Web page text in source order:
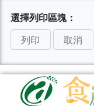
選擇列印區塊：
列印
取消